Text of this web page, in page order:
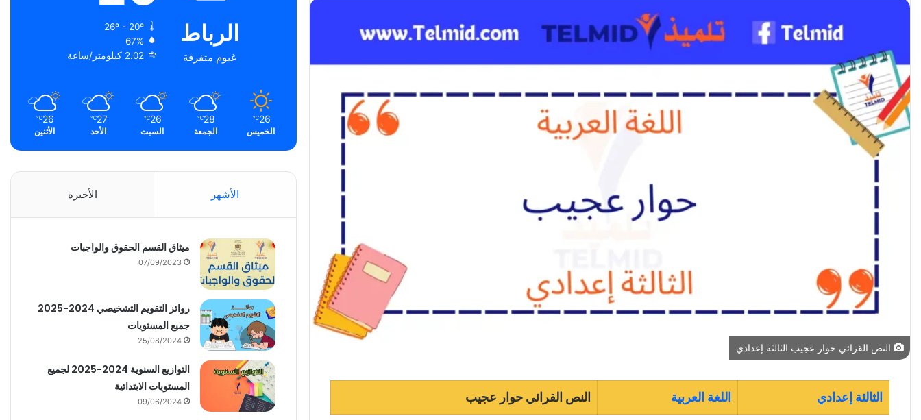
النص القرائي حوار عجيب الثالثة إعدادي
الثالثة إعدادي اللغة العربية النص القرائي حوار عجيب
الرباط
غيوم متفرقة
67%
2.02 كيلومتر/ساعة
26
℃
الخميس
28
℃
الجمعة
26
℃
السبت
27
℃
الأحد
26
℃
الأثنين
الأشهر الأخيرة
ميثاق القسم الحقوق والواجبات
07/09/2023
روائز التقويم التشخيصي 2024-2025
جميع المستويات
25/08/2024
التوازيع السنوية 2024-2025 لجميع
المستويات الابتدائية
09/06/2024